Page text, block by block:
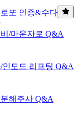
또 인증&수다
/마운자로 Q&A
인모드 리프팅 Q&A
해주사 Q&A